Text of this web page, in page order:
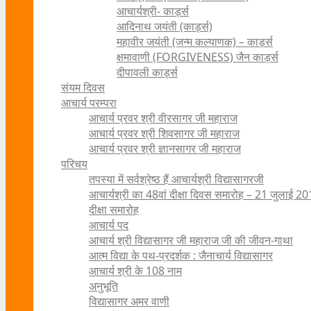
आचार्यश्री- कार्ड्स
आदिनाथ जयंती (कार्ड्स)
महावीर जयंती (जन्म कल्याणक) – कार्ड्स
क्षमावाणी (FORGIVENESS) जैन कार्ड्स
दीपावली कार्ड्स
संयम दिवस
आचार्य परम्परा
आचार्य प्रवर श्री वीरसागर जी महाराज
आचार्य प्रवर श्री शिवसागर जी महाराज
आचार्य प्रवर श्री ज्ञानसागर जी महाराज
परिचय
तपस्या में सर्वश्रेष्ठ हैं आचार्यश्री विद्यासागरजी
आचार्यश्री का 48वां दीक्षा दिवस समारोह – 21 जुलाई
दीक्षा समारोह
आचार्य पद
आचार्य श्री विद्यासागर जी महाराज जी की जीवन-गाथा
आत्म विद्या के पथ-प्रदर्शक : जैनाचार्य विद्यासागर
आचार्य श्री के 108 नाम
अनुभूति
विद्यासागर अमर वाणी